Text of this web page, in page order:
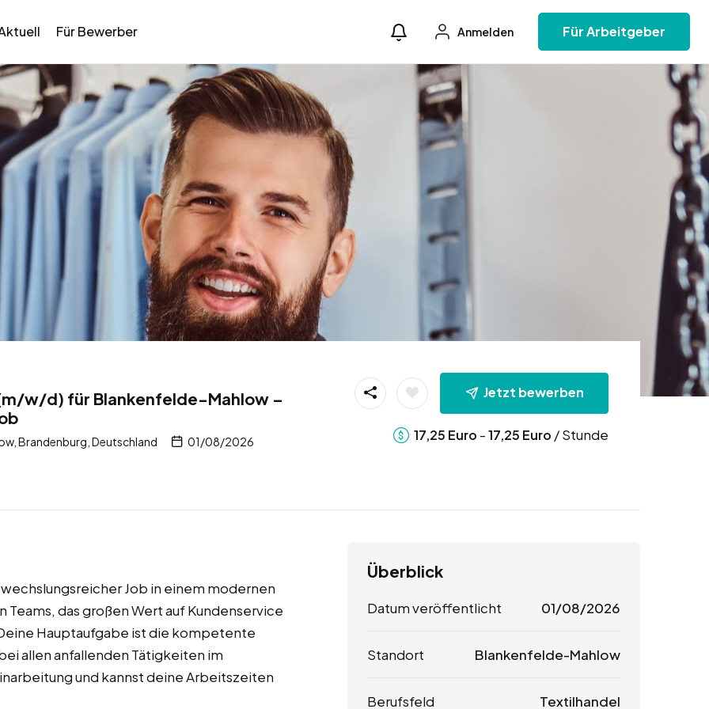
Für Bewerber Anmelden Für Arbeitgeber
w/d) für Blankenfelde-Mahlow –
Brandenburg, Deutschland 01/08/2026
Jetzt bewerben
17,25 Euro -17,25 Euro / Stunde
Job in einem modernen
das großen Wert auf Kundenservice
Hauptaufgabe ist die kompetente
allen anfallenden Tätigkeiten im
und kannst deine Arbeitszeiten
Überblick
Datum veröffentlicht 01/08/2026
Standort Blankenfelde-Mahlow
Berufsfeld Textilhandel